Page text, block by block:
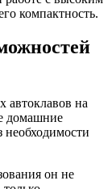
компактность.
автоклавов на
домашние
необходимости
он не